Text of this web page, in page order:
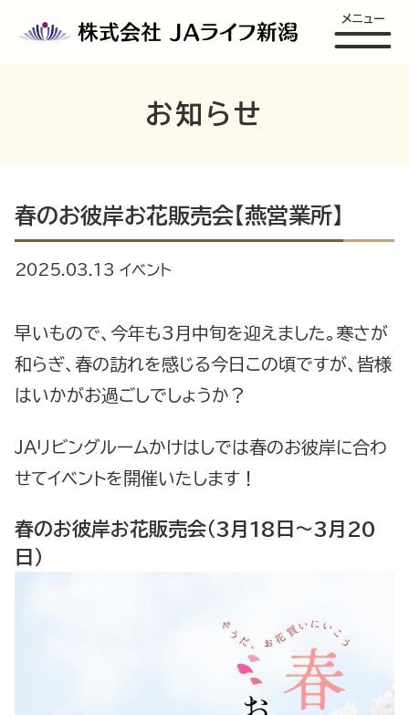
メニュー
お知らせ
春のお彼岸お花販売会【燕営業所】
2025.03.13 イベント
早いもので、今年も3月中旬を迎えました。寒さが
和らぎ、春の訪れを感じる今日この頃ですが、皆様
はいかがお過ごしでしょうか？
JAリビングルームかけはしでは春のお彼岸に合わ
せてイベントを開催いたします！
春のお彼岸お花販売会（3月18日～3月20
日）